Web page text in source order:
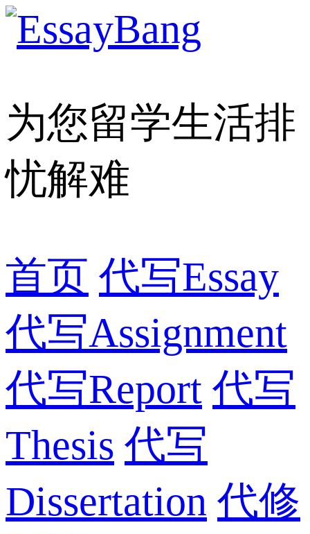
为您留学生活排
忧解难
首页 代写Essay
代写Assignment
代写Report 代写
Thesis 代写
Dissertation 代修